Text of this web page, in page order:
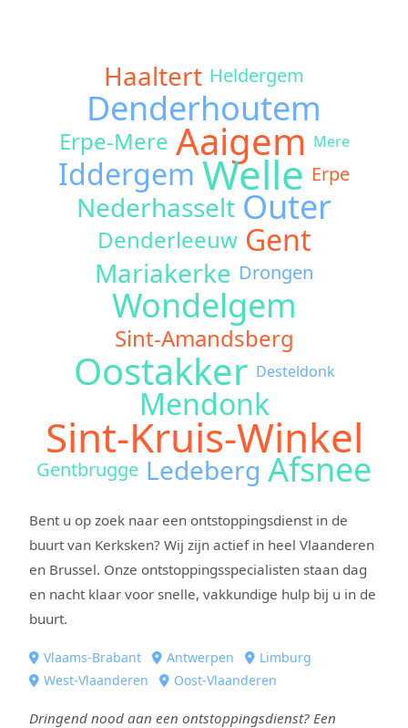
Haaltert Heldergem
Denderhoutem
Erpe-Mere Aaigem Mere
Iddergem Welle Erpe
Nederhasselt Outer
Denderleeuw Gent
Mariakerke Drongen
Wondelgem
Sint-Amandsberg
Oostakker Desteldonk
Mendonk
Sint-Kruis-Winkel
Gentbrugge Ledeberg Afsnee
Bent u op zoek naar een ontstoppingsdienst in de
buurt van Kerksken? Wij zijn actief in heel Vlaanderen
en Brussel. Onze ontstoppingsspecialisten staan dag
en nacht klaar voor snelle, vakkundige hulp bij u in de
buurt.
Vlaams-Brabant Antwerpen
Limburg
West-Vlaanderen
Oost-Vlaanderen
Dringend nood aan een ontstoppingsdienst? Een